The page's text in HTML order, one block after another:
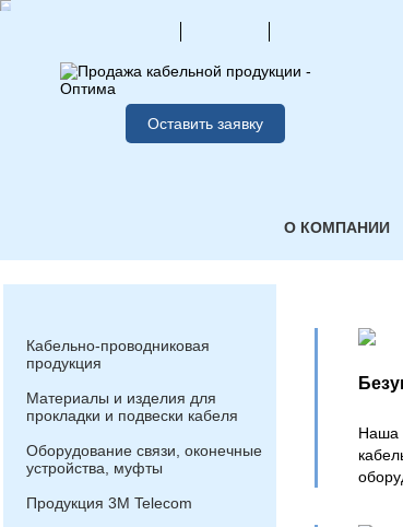
Оставить заявку
О КОМПАНИИ
Кабельно-проводниковая
продукция
Материалы и изделия для
прокладки и подвески кабеля
Оборудование связи, оконечные
устройства, муфты
Продукция 3М Telecom
Наша